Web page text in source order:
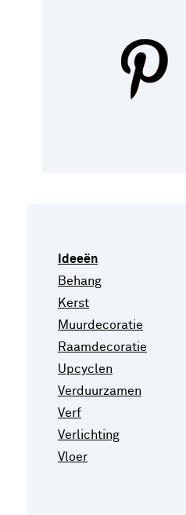
Ideeën
Behang
Kerst
Muurdecoratie
Raamdecoratie
Upcyclen
Verduurzamen
Verf
Verlichting
Vloer